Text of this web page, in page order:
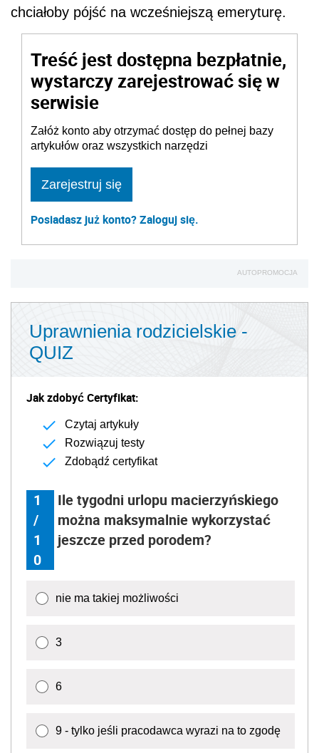
chciałoby pójść na wcześniejszą emeryturę.
Treść jest dostępna bezpłatnie,
wystarczy zarejestrować się w
serwisie
Załóż konto aby otrzymać dostęp do pełnej bazy
artykułów oraz wszystkich narzędzi
Zarejestruj się
Posiadasz już konto? Zaloguj się.
AUTOPROMOCJA
Uprawnienia rodzicielskie -
QUIZ
Jak zdobyć Certyfikat:
Czytaj artykuły
Rozwiązuj testy
Zdobądź certyfikat
1
/
1
0
Ile tygodni urlopu macierzyńskiego
można maksymalnie wykorzystać
jeszcze przed porodem?
nie ma takiej możliwości
3
6
9 - tylko jeśli pracodawca wyrazi na to zgodę